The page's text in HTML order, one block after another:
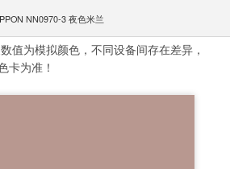
NN0970-3 夜色米兰
值为模拟颜色，不同设备间存在差异，
卡为准！